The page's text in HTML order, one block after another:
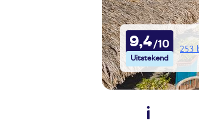
9,4 253